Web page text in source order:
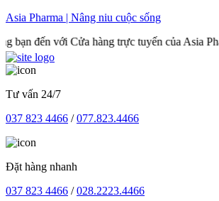
Skip
content
Asia Pharma | Nâng niu cuộc sống
đến với Cửa hàng trực tuyến của Asia Pharma
Tư vấn 24/7
037 823 4466 /077.823.4466
Đặt hàng nhanh
037 823 4466 /028.2223.4466